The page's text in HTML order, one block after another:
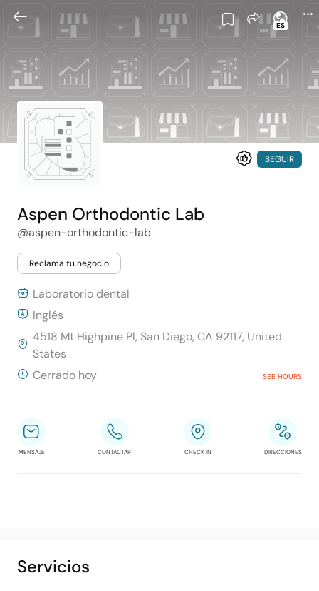
ES
SEGUIR
Aspen Orthodontic Lab
@aspen-orthodontic-lab
Reclama tu negocio
Laboratorio dental
Inglés
4518 Mt Highpine Pl, San Diego, CA 92117, United
States
Cerrado hoy
SEE HOURS
MENSAJE CONTACTAR CHECK IN DIRECCIONES
Servicios